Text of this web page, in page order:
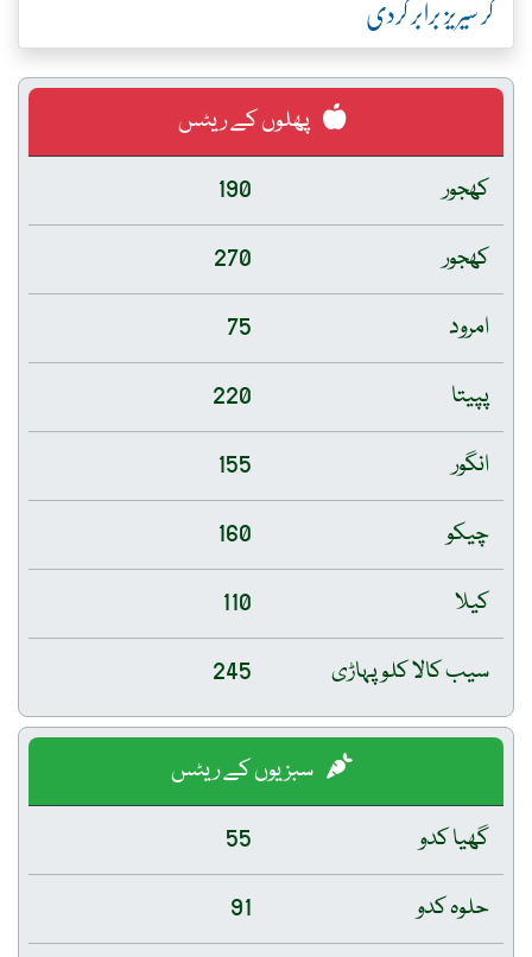
کر سیریز برابر کردی
پھلوں کے ریٹس
کھجور
190
کھجور
270
امرود
75
پپیتا
220
انگور
155
چیکو
160
کیلا
110
سیب کالا کلو پہاڑی
245
سبزیوں کے ریٹس
گھیا کدو
55
حلوہ کدو
91